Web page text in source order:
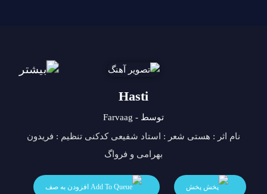
Hasti
توسط - Farvaag
نام اثر : هستی شعر : استاد شفیعی کدکنی تنظیم : فریدون
بهرامی و فرواگ
پخش افزودن به صف